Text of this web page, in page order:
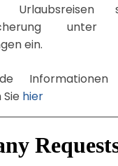
Urlaubsreisen
unter
ein.
hier